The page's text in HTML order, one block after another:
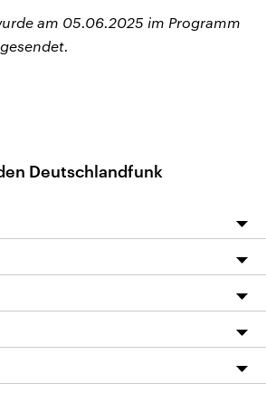
am 05.06.2025 im Programm
Deutschlandfunk
auf dlf.de
App